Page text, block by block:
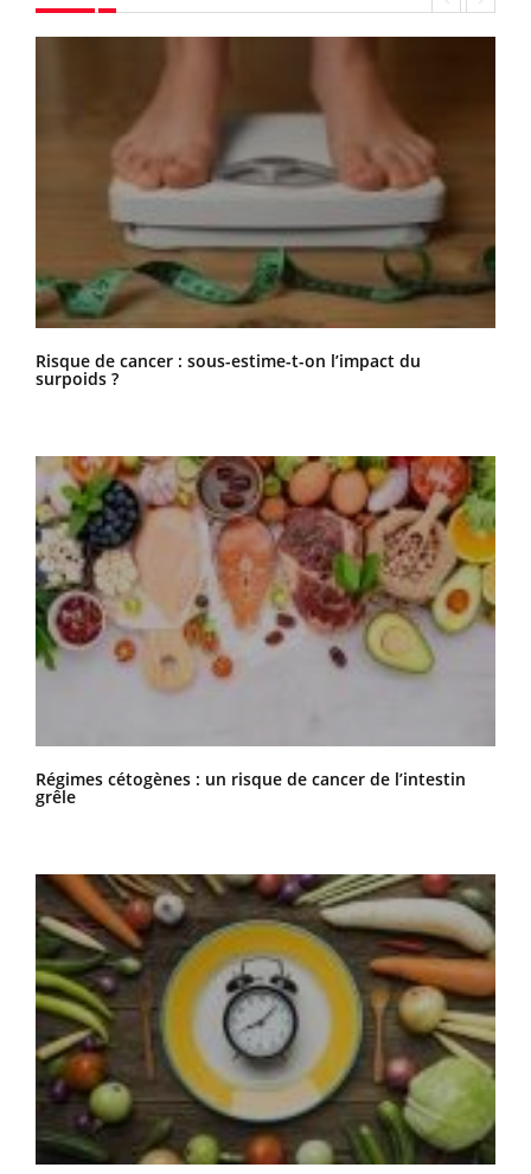
Risque de cancer : sous-estime-t-on l’impact du
surpoids ?
Régimes cétogènes : un risque de cancer de l’intestin
grêle